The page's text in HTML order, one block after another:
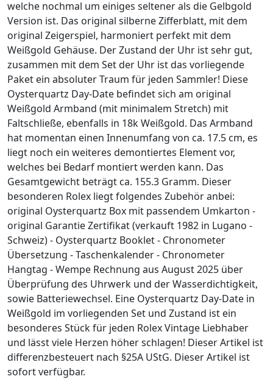
welche nochmal um einiges seltener als die Gelbgold
Version ist. Das original silberne Zifferblatt, mit dem
original Zeigerspiel, harmoniert perfekt mit dem
Weißgold Gehäuse. Der Zustand der Uhr ist sehr gut,
zusammen mit dem Set der Uhr ist das vorliegende
Paket ein absoluter Traum für jeden Sammler! Diese
Oysterquartz Day-Date befindet sich am original
Weißgold Armband (mit minimalem Stretch) mit
Faltschließe, ebenfalls in 18k Weißgold. Das Armband
hat momentan einen Innenumfang von ca. 17.5 cm, es
liegt noch ein weiteres demontiertes Element vor,
welches bei Bedarf montiert werden kann. Das
Gesamtgewicht beträgt ca. 155.3 Gramm. Dieser
besonderen Rolex liegt folgendes Zubehör anbei:
original Oysterquartz Box mit passendem Umkarton -
original Garantie Zertifikat (verkauft 1982 in Lugano -
Schweiz) - Oysterquartz Booklet - Chronometer
Übersetzung - Taschenkalender - Chronometer
Hangtag - Wempe Rechnung aus August 2025 über
Überprüfung des Uhrwerk und der Wasserdichtigkeit,
sowie Batteriewechsel. Eine Oysterquartz Day-Date in
Weißgold im vorliegenden Set und Zustand ist ein
besonderes Stück für jeden Rolex Vintage Liebhaber
und lässt viele Herzen höher schlagen! Dieser Artikel ist
differenzbesteuert nach §25A UStG. Dieser Artikel ist
sofort verfügbar.